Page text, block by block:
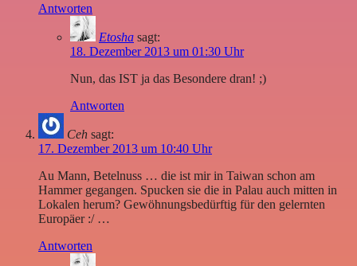
Antworten
Etosha sagt:
18. Dezember 2013 um 01:30 Uhr
Nun, das IST ja das Besondere dran! ;)
Antworten
Ceh sagt:
17. Dezember 2013 um 10:40 Uhr
Au Mann, Betelnuss … die ist mir in Taiwan schon am
Hammer gegangen. Spucken sie die in Palau auch mitten in
Lokalen herum? Gewöhnungsbedürftig für den gelernten
Europäer :/ …
Antworten